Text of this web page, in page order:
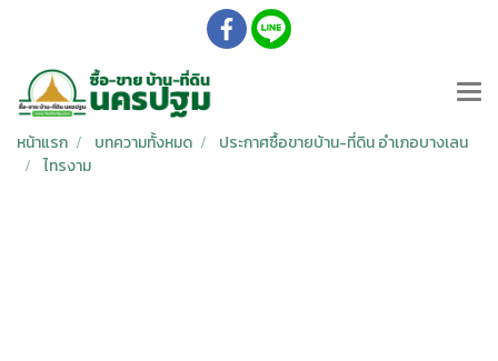
หน้าแรก บทความทั้งหมด
ประกาศซื้อขายบ้าน-ที่ดิน อำเภอบางเลน
ไทรงาม